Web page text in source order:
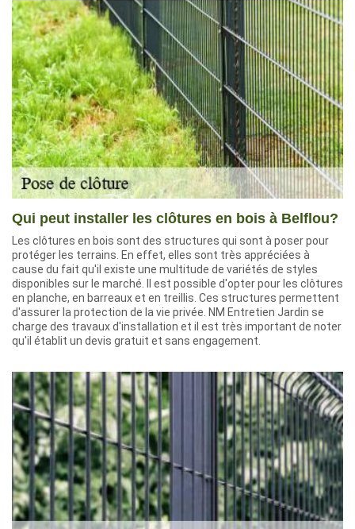
Qui peut installer les clôtures en bois à Belflou?
Les clôtures en bois sont des structures qui sont à poser pour
protéger les terrains. En effet, elles sont très appréciées à
cause du fait qu'il existe une multitude de variétés de styles
disponibles sur le marché. Il est possible d'opter pour les clôtures
en planche, en barreaux et en treillis. Ces structures permettent
d'assurer la protection de la vie privée. NM Entretien Jardin se
charge des travaux d'installation et il est très important de noter
qu'il établit un devis gratuit et sans engagement.